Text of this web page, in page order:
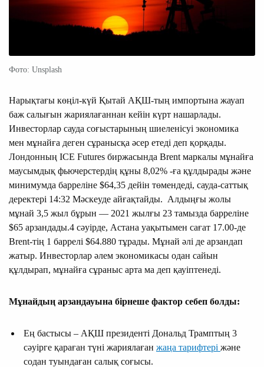
Фото: Unsplash
Нарықтағы көңіл-күй Қытай АҚШ-тың импортына жауап
баж салығын жариялағаннан кейін күрт нашарлады.
Инвесторлар сауда соғыстарының шиеленісуі экономика
мен мұнайға деген сұранысқа әсер етеді деп қорқады.
Лондонның ICE Futures биржасында Brent маркалы мұнайға
маусымдық фьючерстердің құны 8,02% -ға құлдырады және
минимумда барреліне $64,35 дейін төмендеді, сауда-саттық
деректері 14:32 Мәскеуде айғақтайды. Алдыңғы жолы
мұнай 3,5 жыл бұрын — 2021 жылғы 23 тамызда барреліне
$65 арзандады.4 сәуірде, Астана уақытымен сағат 17.00-де
Brent-тің 1 баррелі $64.880 тұрады. Мұнай әлі де арзандап
жатыр. Инвесторлар әлем экономикасы одан сайын
құлдырап, мұнайға сұраныс арта ма деп қауіптенеді.
Мұнайдың арзандауына бірнеше фактор себеп болды:
Ең бастысы – АҚШ президенті Дональд Трамптың 3
сәуірге қараған түні жариялаған жаңа тарифтері және
содан туындаған салық соғысы.